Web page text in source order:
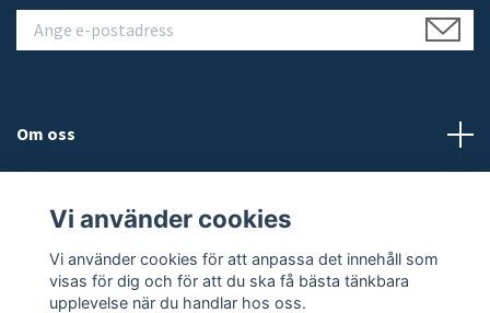
Om oss
Läs mer
Vi använder cookies
Vi använder cookies för att anpassa det innehåll som
visas för dig och för att du ska få bästa tänkbara
upplevelse när du handlar hos oss.